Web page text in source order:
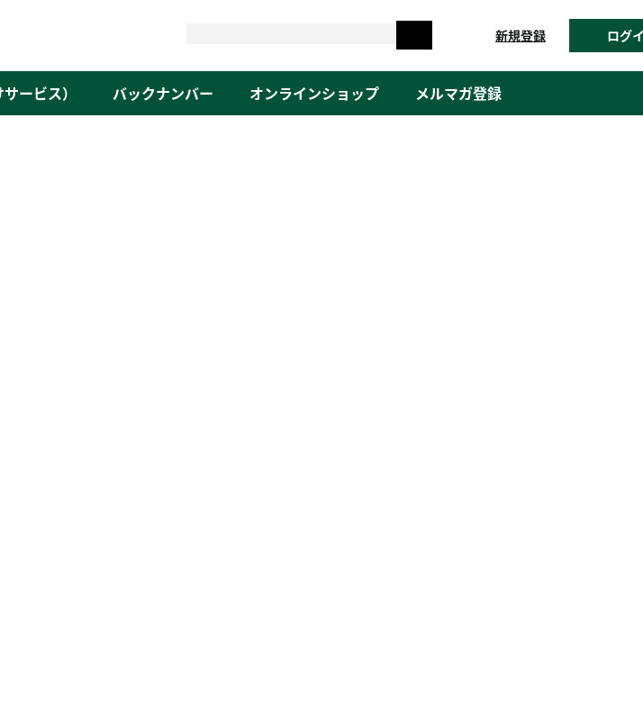
新規登録 ログ
ービス） バックナンバー オンラインショップ メルマガ登録